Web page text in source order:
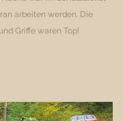
arbeiten werden. Die
Griffe waren Top!